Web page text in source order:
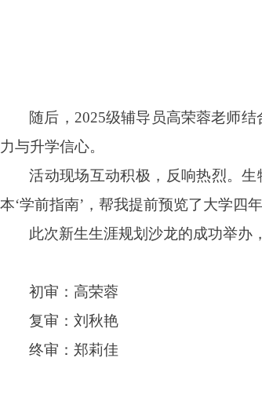
随后 ， 2025级辅导员高荣蓉老师结
力与升学信心。
活动现场互动积极，反响热烈。
本‘学前指南’，帮我提前预览了大学四
此次新生生涯规划沙龙的成功举办
初审：高荣蓉
复审：刘秋艳
终审：郑莉佳